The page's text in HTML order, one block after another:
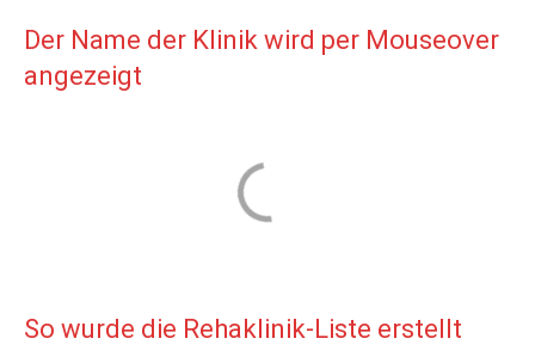
Der Name der Klinik wird per Mouseover
angezeigt
So wurde die Rehaklinik-Liste erstellt